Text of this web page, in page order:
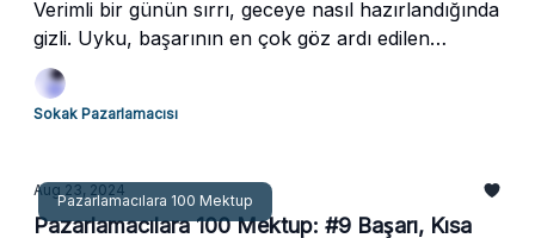
Verimli bir günün sırrı, geceye nasıl hazırlandığında
gizli. Uyku, başarının en çok göz ardı edilen
silahıdır. Ama o silahı nasıl kullanacağını bilmezsen,
elinde patlar. Bugün sana, 10-3-2-1-0 yöntemiyle
nasıl derin bir uyku çekip, güne nasıl bomba gibi
Sokak Pazarlamacısı
Pazarlamacılara 100 Mektup
Aug 23, 2024
Pazarlamacılara 100 Mektup: #9 Başarı, Kısa